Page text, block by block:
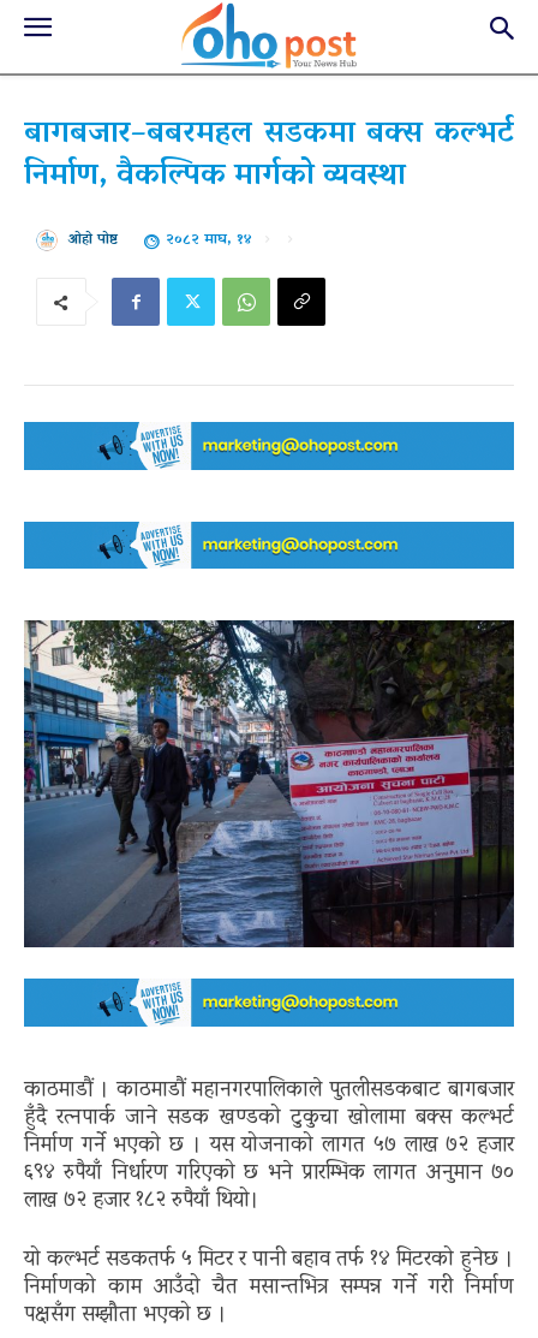
बागबजार–बबरमहल सडकमा बक्स कल्भर्ट
निर्माण, वैकल्पिक मार्गको व्यवस्था
ओहो पोष्ट २०८२ माघ, १४
काठमाडौं । काठमाडौं महानगरपालिकाले पुतलीसडकबाट बागबजार
हुँदै रत्नपार्क जाने सडक खण्डको टुकुचा खोलामा बक्स कल्भर्ट
निर्माण गर्ने भएको छ । यस योजनाको लागत ५७ लाख ७२ हजार
६९४ रुपैयाँ निर्धारण गरिएको छ भने प्रारम्भिक लागत अनुमान ७०
लाख ७२ हजार १८२ रुपैयाँ थियो।
यो कल्भर्ट सडकतर्फ ५ मिटर र पानी बहाव तर्फ १४ मिटरको हुनेछ ।
निर्माणको काम आउँदो चैत मसान्तभित्र सम्पन्न गर्ने गरी निर्माण
पक्षसँग सम्झौता भएको छ ।